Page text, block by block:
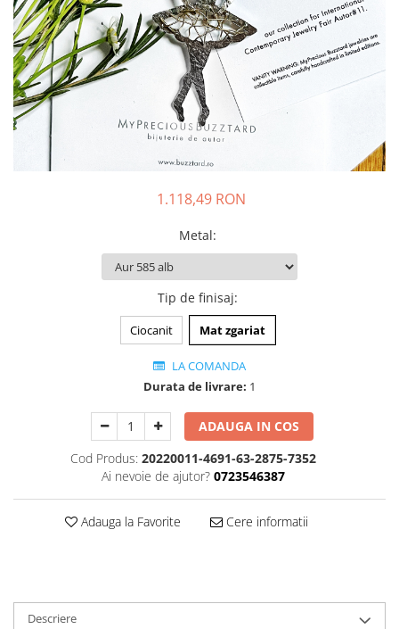
AN-TAN-TICHITAN
1.118,49 RON
Metal:
Tip de finisaj:
Ciocanit Mat zgariat
LA COMANDA
Durata de livrare: 1
ADAUGA IN COS
Cod Produs: 20220011-4691-63-2875-7352
Ai nevoie de ajutor? 0723546387
Adauga la Favorite Cere informatii
Descriere